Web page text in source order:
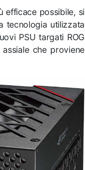
efficace possibile, si
tecnologia utilizzata
PSU targati ROG
che proviene